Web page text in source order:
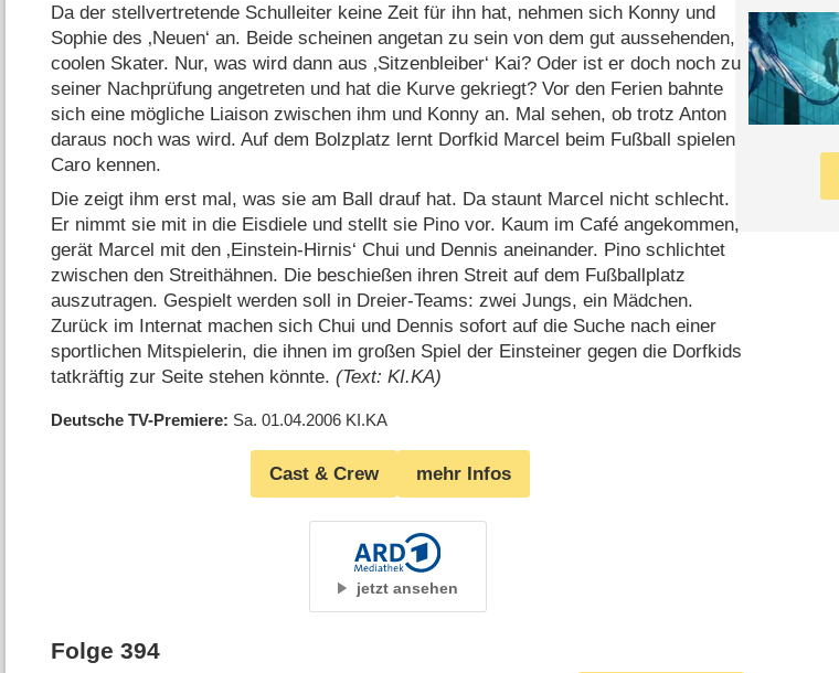
Da der stellvertretende Schulleiter keine Zeit für ihn hat, nehmen sich Konny und
Sophie des ‚Neuen‘ an. Beide scheinen angetan zu sein von dem gut aussehenden,
coolen Skater. Nur, was wird dann aus ‚Sitzenbleiber‘ Kai? Oder ist er doch noch zu
seiner Nachprüfung angetreten und hat die Kurve gekriegt? Vor den Ferien bahnte
sich eine mögliche Liaison zwischen ihm und Konny an. Mal sehen, ob trotz Anton
daraus noch was wird. Auf dem Bolzplatz lernt Dorfkid Marcel beim Fußball spielen
Caro kennen.
Die zeigt ihm erst mal, was sie am Ball drauf hat. Da staunt Marcel nicht schlecht.
Er nimmt sie mit in die Eisdiele und stellt sie Pino vor. Kaum im Café angekommen,
gerät Marcel mit den ‚Einstein-Hirnis‘ Chui und Dennis aneinander. Pino schlichtet
zwischen den Streithähnen. Die beschießen ihren Streit auf dem Fußballplatz
auszutragen. Gespielt werden soll in Dreier-Teams: zwei Jungs, ein Mädchen.
Zurück im Internat machen sich Chui und Dennis sofort auf die Suche nach einer
sportlichen Mitspielerin, die ihnen im großen Spiel der Einsteiner gegen die Dorfkids
tatkräftig zur Seite stehen könnte.(Text: KI.KA)
Deutsche TV-Premiere Sa. 01.04.2006 KI.KA
Cast & Crew mehr Infos
jetzt ansehen
Folge 394